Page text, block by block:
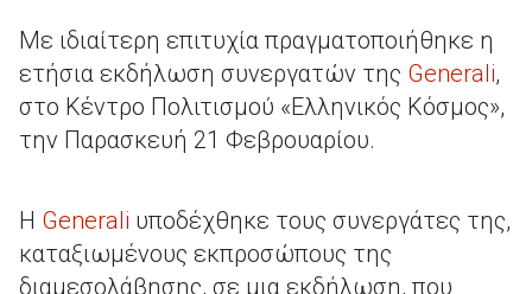
Με ιδιαίτερη επιτυχία πραγματοποιήθηκε η
ετήσια εκδήλωση συνεργατών της Generali,
στο Κέντρο Πολιτισμού «Ελληνικός Κόσμος»,
την Παρασκευή 21 Φεβρουαρίου.
Η Generali υποδέχθηκε τους συνεργάτες της,
καταξιωμένους εκπροσώπους της
διαμεσολάβησης, σε μια εκδήλωση, που